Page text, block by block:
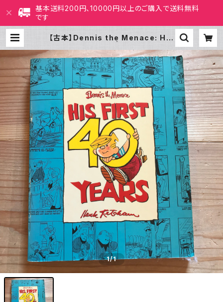
基本送料200円、10000円以上のご購入で送料無料
です
【古本】Dennis the Menace: His
辺 絵本・新刊本・古本
1/1